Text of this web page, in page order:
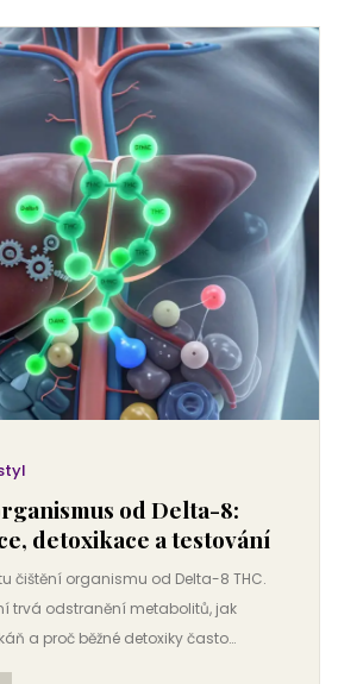
od Delta-8:
detoxikace a testování
čištění organismu od Delta-8 THC.
trvá odstranění metabolitů, jak
a proč běžné detoxiky často